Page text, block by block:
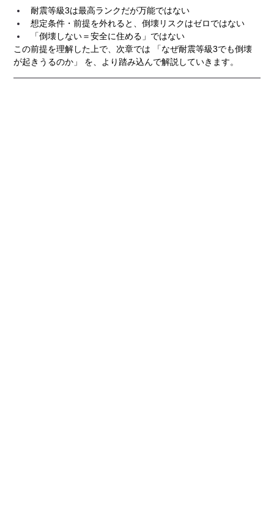
耐震等級3は最高ランクだが万能ではない
想定条件・前提を外れると、倒壊リスクはゼロではない
「倒壊しない＝安全に住める」ではない
この前提を理解した上で、次章では 「なぜ耐震等級3でも倒壊
が起きうるのか」 を、より踏み込んで解説していきます。